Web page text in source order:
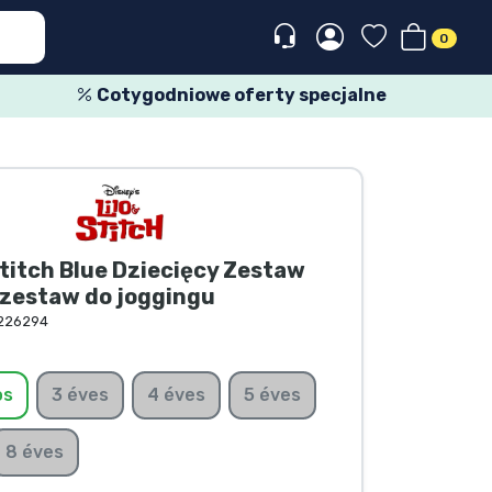
0
Cotygodniowe oferty specjalne
Blue Dziecięcy Zestaw
do joggingu
3 éves 4 éves 5 éves
8 éves